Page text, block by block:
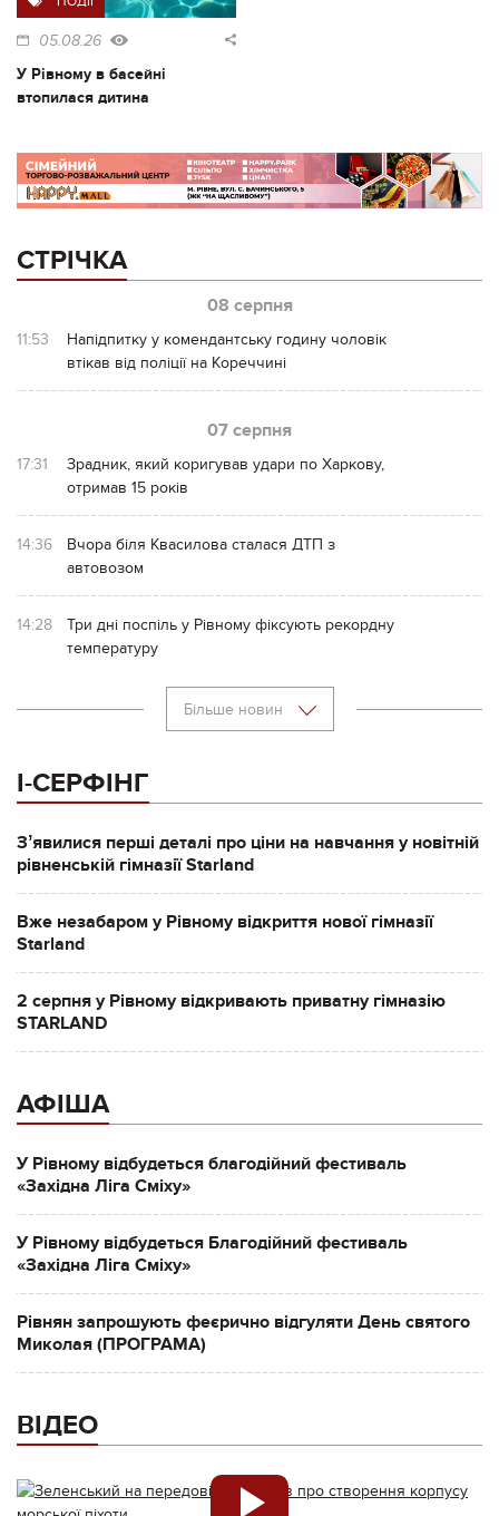
05.08.26
У Рівному в басейні
втопилася дитина
СТРІЧКА
08 серпня
11:53
Напідпитку у комендантську годину чоловік
втікав від поліції на Кореччині
07 серпня
17:31
Зрадник, який коригував удари по Харкову,
отримав 15 років
14:36
Вчора біля Квасилова сталася ДТП з
автовозом
14:28
Три дні поспіль у Рівному фіксують рекордну
температуру
Більше новин
І-СЕРФІНГ
Зʼявилися перші деталі про ціни на навчання у новітній
рівненській гімназії Starland
Вже незабаром у Рівному відкриття нової гімназії
Starland
2 серпня у Рівному відкривають приватну гімназію
STARLAND
АФІША
У Рівному відбудеться благодійний фестиваль
«Західна Ліга Сміху»
У Рівному відбудеться Благодійний фестиваль
«Західна Ліга Сміху»
Рівнян запрошують феєрично відгуляти День святого
Миколая (ПРОГРАМА)
ВІДЕО